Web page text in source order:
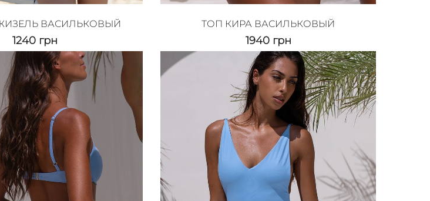
ВАСИЛЬКОВЫЙ
1240 грн
ТОП КИРА ВАСИЛЬКОВЫЙ
1940 грн